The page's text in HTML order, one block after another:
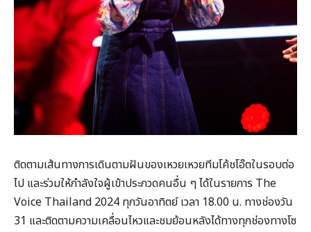
ติดตามเส้นทางการเดินตามฝันของเหวยเหวยทีมโค้ชโอ๊ตในรอบต่อ
ไป และร่วมให้กำลังใจผู้เข้าประกวดคนอื่น ๆ ได้ในรายการ The
Voice Thailand 2024 ทุกวันอาทิตย์ เวลา 18.00 น. ทางช่องวัน
31 และติดตามความเคลื่อนไหวและชมย้อนหลังได้ทางทุกช่องทางโซ